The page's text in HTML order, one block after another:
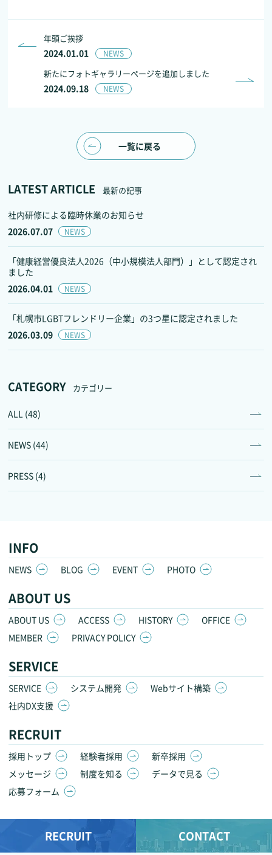
2024.01.01 NEWS
年頭ご挨拶
2024.09.18 NEWS
新たにフォトギャラリーページを追加しました
一覧に戻る
LATEST ARTICLE 最新の記事
2026.07.07 NEWS
社内研修による臨時休業のお知らせ
2026.04.01 NEWS
「健康経営優良法人2026（中小規模法人部門）」として認定され
ました
2026.03.09 NEWS
「札幌市LGBTフレンドリー企業」の3つ星に認定されました
CATEGORY カテゴリー
ALL (48)
NEWS (44)
PRESS (4)
INFO
NEWS BLOG EVENT PHOTO
ABOUT US
ABOUT US ACCESS HISTORY
OFFICE
MEMBER
PRIVACY POLICY
SERVICE
SERVICE システム開発
Webサイト構築
社内DX支援
RECRUIT
採用トップ 経験者採用
新卒採用
メッセージ
制度を知る
データで見る
応募フォーム
RECRUIT CONTACT